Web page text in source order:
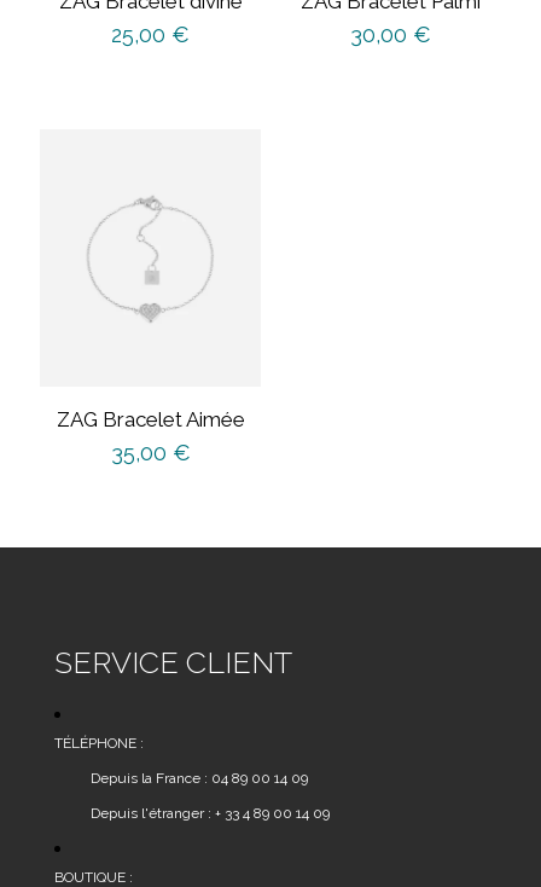
25,00 € 30,00 €
ZAG Bracelet Aimée
35,00 €
SERVICE CLIENT
TÉLÉPHONE :
Depuis la France : 04 89 00 14 09
Depuis l'étranger : + 33 4 89 00 14 09
BOUTIQUE :